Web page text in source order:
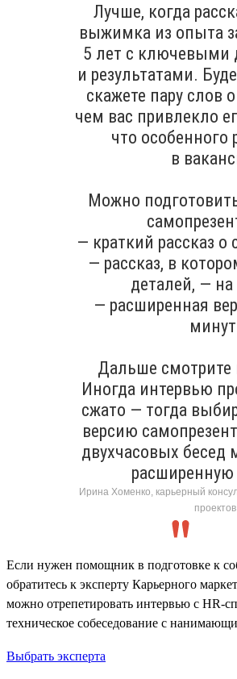
Лучше, когда
выжимка из опыта
5 лет с ключевыми
и результатами.
скажете пару слов
чем вас привлекло
что особенного
в
Можно
— краткий рассказ о
— рассказ, в
деталей, —
— расширенная
Дальше смотрите
Иногда интервью
сжато — тогда
версию
двухчасовых бесед
Ирина Хоменко, карьерный
проектов
Если нужен помощник в подготовке к
обратитесь к эксперту Карьерного
можно отрепетировать интервью с HR-
техническое собеседование с
Выбрать эксперта